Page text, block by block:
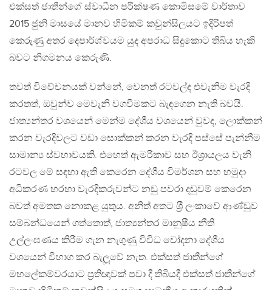
එක්සත් ජාතීන්ගේ ස්වාධීන පරීක්ෂණ කොමිසමේ වාර්තාව
2015 ජුනි මාසයේ මානව හිමිකම් කවුන්සිලයට ඉදිරිපත්
කෙරුණු අතර දෙපාර්ශ්වයම යුද අපරාධ සිදුකොට තිබිය හැකි
බවට නිගමනය කෙරුණි.
තවත් විවේචනයක් වන්නේ, වෙනත් රටවල්ද එවැනිම වැරදි
කරතත්, ඔවුන්ව මෙවැනි වගවීමකට බැඳගෙන නැති බවයි.
ජාත්‍යන්තර වශයෙන් මෙන්ම දේශීය වශයෙන් වුවද, ලොක්කන්
කරන වැරදිවලට වඩා සොක්කන් කරන වැරදි පස්සේ පැන්නීම
සාමාන්‍ය ස්වභාවයකි. එහෙත් ඇමරිකාව සහ ඊශ‍්‍රායලය වැනි
රටවල මේ සඳහා ඇති කෙරෙන දේශීය විමර්ශන සහ හමුදා
අධිකරණ හරහා වැරදිකරුවන්ට නඩු පවරා දඬුවම් කෙරෙන
බවත් අමතක නොකළ යුතුය. අනිත් අතට ශ‍්‍රී ලංකාවේ ආණ්ඩුව
සම්බන්ධයෙන් ගත්තොත්, ජාත්‍යන්තර මානුෂීය නීති
උල්ලංඝණය කිරීම ගැන නැගුණු විවිධ චෝදනා දේශීය
වශයෙන් විභාග කර බැලූවේ නැත. එක්සත් ජාතීන්ගේ
මහලේකම්වරයාට ප‍්‍රතිඥාවක් පවා දී තිබියදී එක්සත් ජාතීන්ගේ